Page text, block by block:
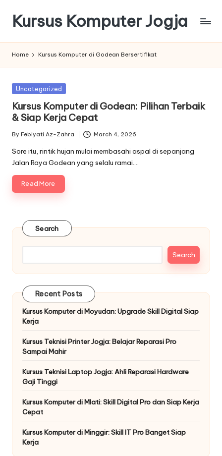
content
Kursus Komputer Jogja
Home Kursus Komputer di Godean Bersertifikat
Posted
Uncategorized
Kursus Komputer di Godean: Pilihan Terbaik
& Siap Kerja Cepat
Posted
by
By Febiyati Az-Zahra March 4, 2026
Sore itu, rintik hujan mulai membasahi aspal di sepanjang
Jalan Raya Godean yang selalu ramai.…
Read More
Search
Search
Recent Posts
Kursus Komputer di Moyudan: Upgrade Skill Digital Siap
Kerja
Kursus Teknisi Printer Jogja: Belajar Reparasi Pro
Sampai Mahir
Kursus Teknisi Laptop Jogja: Ahli Reparasi Hardware
Gaji Tinggi
Kursus Komputer di Mlati: Skill Digital Pro dan Siap Kerja
Cepat
Kursus Komputer di Minggir: Skill IT Pro Banget Siap
Kerja